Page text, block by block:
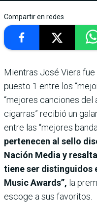
Compartir en redes
Mientras José Viera
puesto 1 entre los
“mejores canciones del
cigarras” recibió un
entre las “mejores
pertenecen al sello
Nación Media y
tiene ser distinguidos
Music Awards”, la
escoge a sus favoritos.